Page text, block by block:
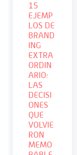
15
EJEMP
LOS DE
BRAND
ING
EXTRA
ORDIN
ARIO:
LAS
DECISI
ONES
QUE
VOLVIE
RON
MEMO